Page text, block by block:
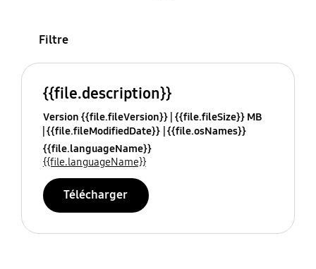
Filtre
{{file.description}}
Version {{file.fileVersion}} {{file.fileSize}} MB
{{file.fileModifiedDate}} {{file.osNames}}
{{file.languageName}}
{{file.languageName}}
Télécharger